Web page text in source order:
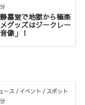
嘉堂で地獄から極楽
グッズはジークレー
像」！
ース / イベント / スポット